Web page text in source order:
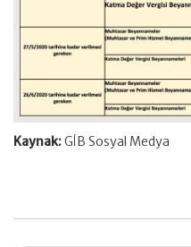
Kaynak:GİB Sosyal Medya